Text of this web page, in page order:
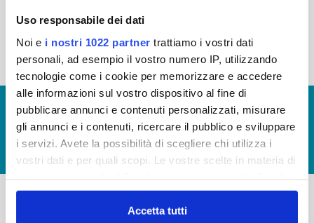
Uso responsabile dei dati
Noi e i nostri 1022 partner trattiamo i vostri dati
personali, ad esempio il vostro numero IP, utilizzando
tecnologie come i cookie per memorizzare e accedere
alle informazioni sul vostro dispositivo al fine di
pubblicare annunci e contenuti personalizzati, misurare
gli annunci e i contenuti, ricercare il pubblico e sviluppare
i servizi. Avete la possibilità di scegliere chi utilizza i
vostri dati e per quali scopi. Le vostre scelte in materia di
in cui avete effettuato le vostre scelte. È possibile
modificare o revocare il proprio consenso in qualsiasi
Accetta tutti
‹ precedente 2
© Copyright 2017 - 2026
GLOSSARIO
GIUDICA IL SERVIZIO
LAVORA CON NOI